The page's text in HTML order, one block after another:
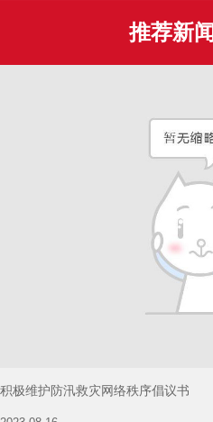
推荐新闻
积极维护防汛救灾网络秩序倡议书